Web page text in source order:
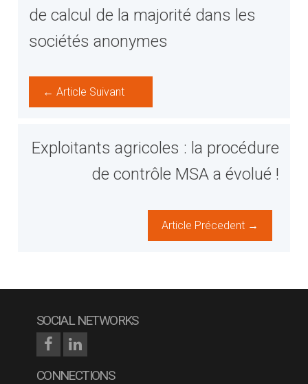
de calcul de la majorité dans les
sociétés anonymes
← Article Suivant
Exploitants agricoles : la procédure
de contrôle MSA a évolué !
Article Précedent →
SOCIAL NETWORKS
CONNECTIONS